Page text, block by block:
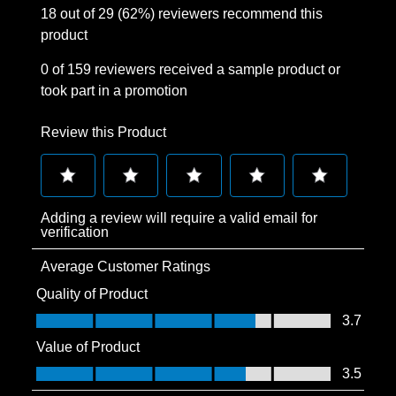
18 out of 29 (62%) reviewers recommend this
product
0 of 159 reviewers received a sample product or
took part in a promotion
Review this Product
to
rate
the
item
with
star.
to
rate
the
item
with
stars.
rate
the
with
rate
with
rate
with
Adding a review will require a valid email for
verification
Average Customer Ratings
Quality of Product
Quality of Product, 3.7 out of 5
3.7
Value of Product
Value of Product, 3.5 out of 5
3.5